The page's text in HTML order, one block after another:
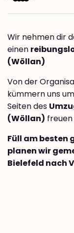
Wir nehmen dir
einen
(Wöllan)
Von der
kümmern uns
Seiten des
(Wöllan)
Füll am besten
planen wir
Bielefeld nach